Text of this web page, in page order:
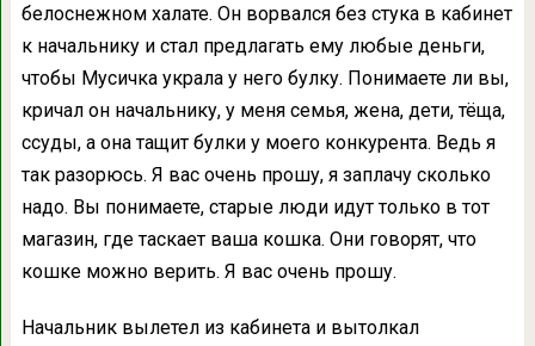
белоснежном халате. Он ворвался без стука в кабинет
к начальнику и стал предлагать ему любые деньги,
чтобы Мусичка украла у него булку. Понимаете ли вы,
кричал он начальнику, у меня семья, жена, дети, тёща,
ссуды, а она тащит булки у моего конкурента. Ведь я
так разорюсь. Я вас очень прошу, я заплачу сколько
надо. Вы понимаете, старые люди идут только в тот
магазин, где таскает ваша кошка. Они говорят, что
кошке можно верить. Я вас очень прошу.
Начальник вылетел из кабинета и вытолкал